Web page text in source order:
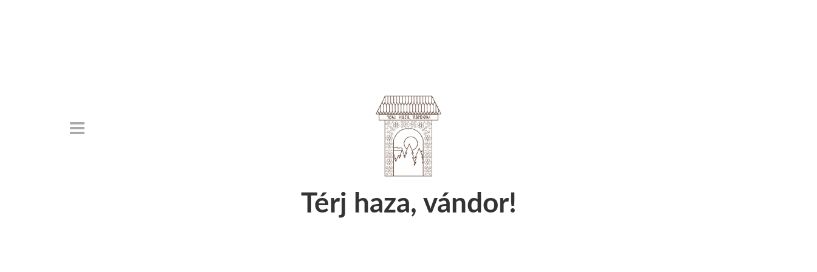
Térj haza, vándor!